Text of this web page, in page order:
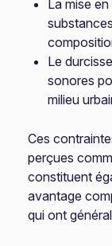
La mise
Le
sonores
milieu
Ces
perçues
constituent
avantage
qui ont